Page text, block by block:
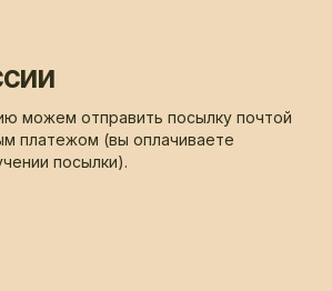
можем отправить посылку почтой
платежом (вы оплачиваете
посылки).